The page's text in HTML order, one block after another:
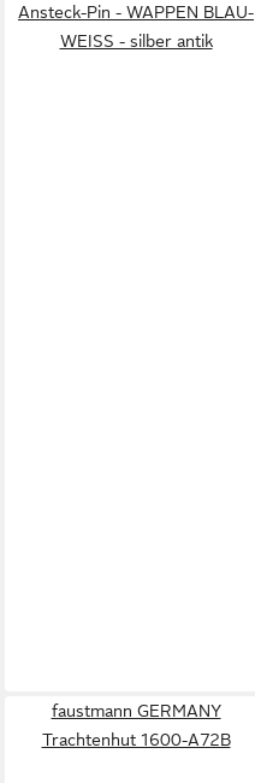
Ansteck-Pin - WAPPEN BLAU-
WEISS - silber antik
faustmann GERMANY
Trachtenhut 1600-A72B